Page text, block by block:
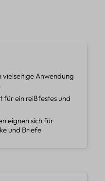
Anwendung
für ein reißfestes und
eignen sich für
und Briefe